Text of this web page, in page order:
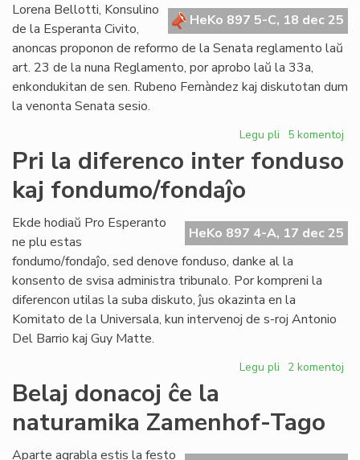
Reglamento
pri
protokoloj,
promulgado
kaj
dokumentoj
HeKo 897 5-C, 18 dec 25
Lorena Bellotti, Konsulino
de la Esperanta Civito,
anoncas proponon de reformo de la Senata reglamento laŭ
art. 23 de la nuna Reglamento, por aprobo laŭ la 33a,
enkondukitan de sen. Rubeno Fernàndez kaj diskutotan dum
la venonta Senata sesio.
Legu pli pri
Propono
de
la
Senata
Reglamento
pri
sesioj
kaj
financoj
5 komentoj
Pri la diferenco inter fonduso
kaj fondumo/fondaĵo
HeKo 897 4-A, 17 dec 25
Ekde hodiaŭ Pro Esperanto
ne plu estas
fondumo/fondaĵo, sed denove fonduso, danke al la
konsento de svisa administra tribunalo. Por kompreni la
diferencon utilas la suba diskuto, ĵus okazinta en la
Komitato de la Universala, kun intervenoj de s-roj Antonio
Del Barrio kaj Guy Matte.
Legu pli pri
diferenco
inter
fonduso
2 komentoj
Belaj donacoj ĉe la
naturamika Zamenhof-Tago
Aparte agrabla estis la festo